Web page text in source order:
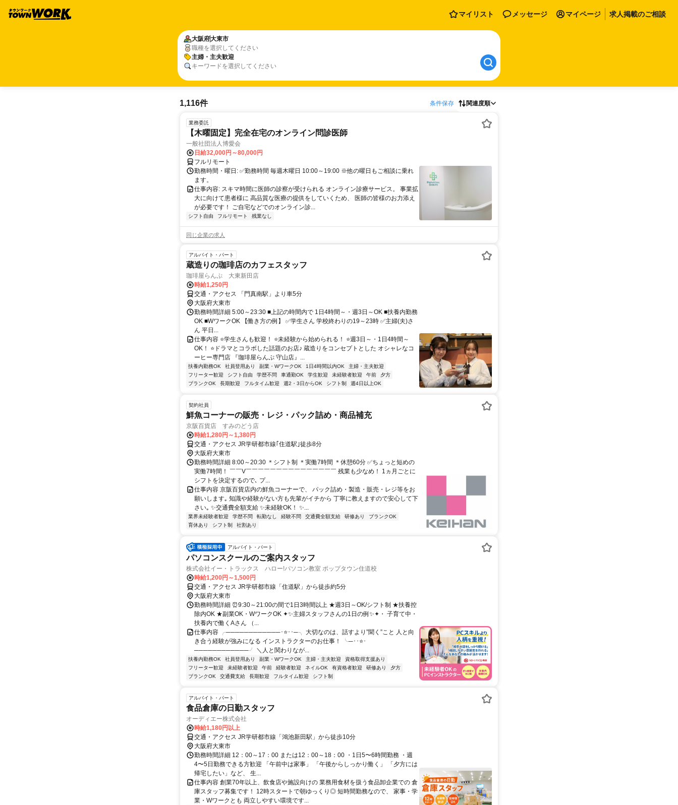
マイリスト メッセージ マイページ 求人掲載のご相談
大阪府大東市
職種を選択してください
主婦・主夫歓迎
キーワードを選択してください
1,116件 条件保存 関連度順
業務委託
【木曜固定】完全在宅のオンライン問診医師
一般社団法人博愛会
日給32,000円～80,000円
フルリモート
勤務時間・曜日: ✅勤務時間 毎週木曜日 10:00～19:00 ※他の曜日もご相談に乗れ
ます。
仕事内容: スキマ時間に医師の診察が受けられる オンライン診療サービス。 事業拡
大に向けて患者様に 高品質な医療の提供をしていくため、 医師の皆様のお力添え
が必要です！ ご自宅などでのオンライン診...
シフト自由 フルリモート 残業なし
同じ企業の求人
アルバイト・パート
蔵造りの珈琲店のカフェスタッフ
珈琲屋らんぷ 大東新田店
時給1,250円
交通・アクセス 「門真南駅」より車5分
大阪府大東市
勤務時間詳細 5:00～23:30 ■上記の時間内で 1日4時間～・週3日～OK ■扶養内勤務
OK ■WワークOK 【働き方の例】 ✅学生さん 学校終わりの19～23時 ✅主婦(夫)さ
ん 平日...
仕事内容 ⭐学生さんも歓迎！ ⭐未経験から始められる！ ⭐週3日～・1日4時間～
OK！ ⭐ドラマとコラボした話題のお店♪ 蔵造りをコンセプトとした オシャレなコ
ーヒー専門店 『珈琲屋らんぷ 守山店』...
扶養内勤務OK 社員登用あり 副業・WワークOK 1日4時間以内OK
主婦・主夫歓迎
フリーター歓迎
シフト自由 学歴不問 車通勤OK 学生歓迎 未経験者歓迎 午前
夕方
ブランクOK
長期歓迎 フルタイム歓迎 週2・3日からOK シフト制 週4日以上OK
契約社員
鮮魚コーナーの販売・レジ・パック詰め・商品補充
京阪百貨店 すみのどう店
時給1,280円～1,380円
交通・アクセス JR学研都市線｢住道駅｣徒歩8分
大阪府大東市
勤務時間詳細 8:00～20:30 ＊シフト制 ＊実働7時間 ＊休憩60分 ✅ちょっと短めの
実働7時間！ ￣￣V￣￣￣￣￣￣￣￣￣￣￣￣￣￣￣ 残業も少なめ！ 1ヵ月ごとに
シフトを決定するので､ プ...
仕事内容 京阪百貨店内の鮮魚コーナーで、 パック詰め・製造・販売・レジ等をお
願いします｡ 知識や経験がない方も先輩がイチから 丁寧に教えますので安心して下
さい｡ ✨交通費全額支給 ✨未経験OK！ ✨...
業界未経験者歓迎 学歴不問 転勤なし 経験不問 交通費全額支給 研修あり
ブランクOK
育休あり
シフト制 社割あり
アルバイト・パート
パソコンスクールのご案内スタッフ
株式会社イー・トラックス ハロー!パソコン教室 ポップタウン住道校
時給1,200円～1,500円
交通・アクセス JR学研都市線「住道駅」から徒歩約5分
大阪府大東市
勤務時間詳細 ⏰9:30～21:00の間で1日3時間以上 ★週3日～OK/シフト制 ★扶養控
除内OK ★副業OK・WワークOK ✦✨主婦スタッフさんの1日の例✨✦・ 子育て中・
扶養内で働くAさん （...
仕事内容 ╭────────────･⭐･･─╮ 大切なのは、話すより”聞く”こと 人と向
き合う経験が強みになる インストラクターのお仕事！ ╰─･･⭐･
────────────╯ ＼人と関わりなが...
扶養内勤務OK 社員登用あり 副業・WワークOK 主婦・主夫歓迎
資格取得支援あり
フリーター歓迎
未経験者歓迎 午前 経験者歓迎 ネイルOK 有資格者歓迎 研修あり
夕方
ブランクOK
交通費支給 長期歓迎 フルタイム歓迎 シフト制
アルバイト・パート
食品倉庫の日勤スタッフ
オーディエー株式会社
時給1,180円以上
交通・アクセス JR学研都市線「鴻池新田駅」から徒歩10分
大阪府大東市
勤務時間詳細 12：00～17：00 または12：00～18：00 ・1日5〜6時間勤務 ・週
4〜5日勤務できる方歓迎 「午前中は家事」 「午後からしっかり働く」 「夕方には
帰宅したい」など、 生...
仕事内容 創業70年以上、飲食店や施設向けの 業務用食材を扱う食品卸企業での 倉
庫スタッフ募集です！ 12時スタートで朝ゆっくり◎ 短時間勤務なので、 家事・学
業・Wワークとも 両立しやすい環境です...